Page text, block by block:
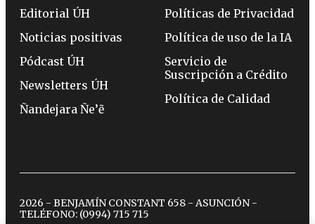
Editorial ÚH
Noticias positivas
Pódcast ÚH
Newsletters ÚH
Ñandejara Ñe’ẽ
Políticas de Privacidad
Política de uso de la IA
Servicio de
Suscripción a Crédito
Política de Calidad
2026 - BENJAMÍN CONSTANT 658 - ASUNCIÓN -
TELÉFONO: (0994) 715 715